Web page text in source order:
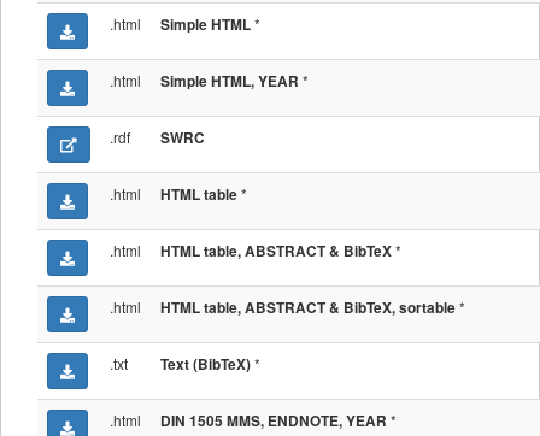
.html Simple HTML*
.html Simple HTML, YEAR *
.rdf SWRC
.html HTML table*
.html HTML table, ABSTRACT & BibTeX*
.html HTML table, ABSTRACT & BibTeX, sortable*
.txt Text (BibTeX)*
.html DIN 1505 MMS, ENDNOTE, YEAR *